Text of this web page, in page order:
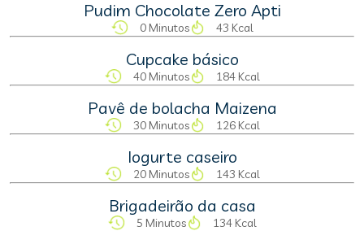
Pudim Chocolate Zero Apti
0 Minutos 43 Kcal
Cupcake básico
40 Minutos 184 Kcal
Pavê de bolacha Maizena
30 Minutos 126 Kcal
Iogurte caseiro
20 Minutos 143 Kcal
Brigadeirão da casa
5 Minutos 134 Kcal